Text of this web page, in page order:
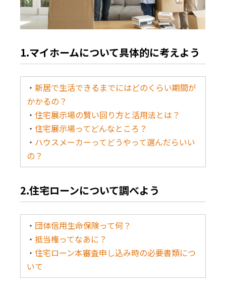
1.マイホームについて具体的に考えよう
・新居で生活できるまでにはどのくらい期間が
かかるの？
・住宅展示場の賢い回り方と活用法とは？
・住宅展示場ってどんなところ？
・ ハウスメーカーってどうやって選んだらいい
の？
2.住宅ローンについて調べよう
・ 団体信用生命保険って何？
・抵当権ってなあに？
・住宅ローン本審査申し込み時の必要書類につ
いて